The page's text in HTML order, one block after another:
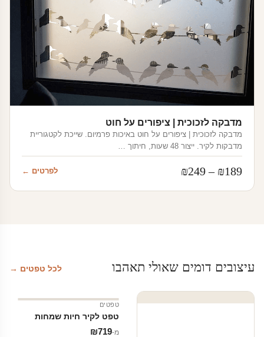
מדבקה לזכוכית | ציפורים על חוט
מדבקה לזכוכית | ציפורים על חוט באיכות פרמיום. שייכת לקטגוריית
מדבקות לקיר. ייצור 48 שעות, חיתוך …
₪189
–
₪249
מחירים:
לפרטים ←
עיצובים דומים שאולי תאהבו לכל טפטים →
טפטים
טפט לקיר חיות שמחות
מ‑ ₪719